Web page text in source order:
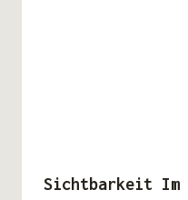
Sichtbarkeit Im